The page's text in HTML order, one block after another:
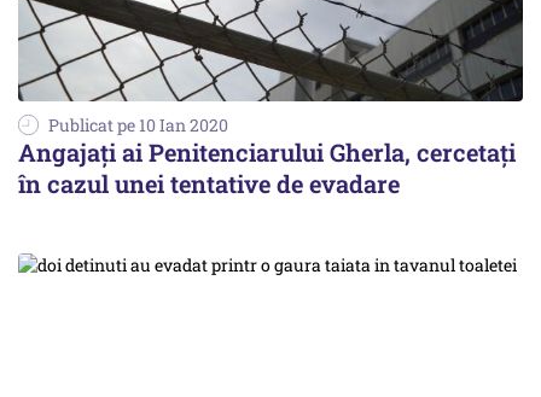
Publicat pe 10 Ian 2020
Angajați ai Penitenciarului Gherla, cercetați
în cazul unei tentative de evadare